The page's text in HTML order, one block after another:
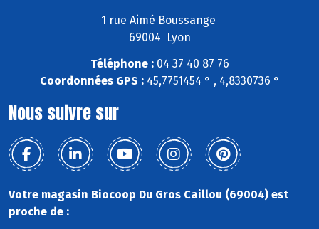
1 rue Aimé Boussange
69004 Lyon
Téléphone :04 37 40 87 76
Coordonnées GPS :45,7751454 ° , 4,8330736 °
Nous suivre sur
Votre magasin Biocoop Du Gros Caillou (69004) est
proche de :